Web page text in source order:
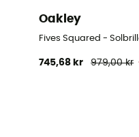
Oakley
Fives Squared -
745,68 kr 979,00 kr